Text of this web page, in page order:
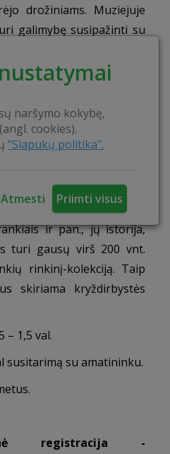
naršymo kokybę,
cookies).
"Slapukų politika".
Atmesti Priimti visus
drožiniams. Muziejuje
galimybę susipažinti su
prisiminimus.
medžio apdirbimo
amatą, jo istoriją
susipažinsite su
grąžtais, obliais,
ir pan., jų istorija,
turi gausų virš 200 vnt.
rinkinį-kolekciją. Taip
skiriama kryždirbystės
– 1,5 val.
susitarimą su amatininku.
registracija -